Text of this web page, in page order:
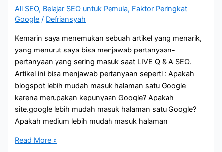
All SEO, Belajar SEO untuk Pemula, Faktor Peringkat
Google / Defriansyah
Kemarin saya menemukan sebuah artikel yang menarik,
yang menurut saya bisa menjawab pertanyaan-
pertanyaan yang sering masuk saat LIVE Q & A SEO.
Artikel ini bisa menjawab pertanyaan seperti : Apakah
blogspot lebih mudah masuk halaman satu Google
karena merupakan kepunyaan Google? Apakah
site.google lebih mudah masuk halaman satu Google?
Apakah medium lebih mudah masuk halaman
Google
Read More »